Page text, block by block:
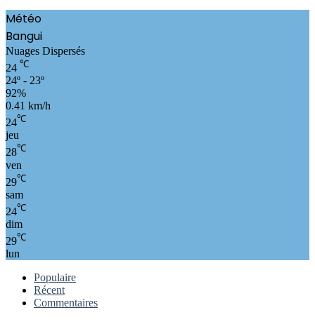
Météo
Bangui
Nuages Dispersés
24 ℃
24º - 23º
92%
0.41 km/h
24℃
jeu
28℃
ven
29℃
sam
24℃
dim
29℃
lun
Populaire
Récent
Commentaires